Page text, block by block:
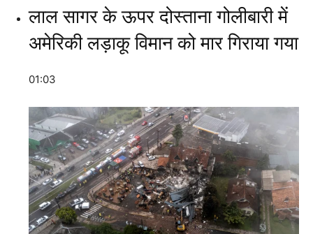
लाल सागर के ऊपर दोस्ताना गोलीबारी में
अमेरिकी लड़ाकू विमान को मार गिराया गया
01:03